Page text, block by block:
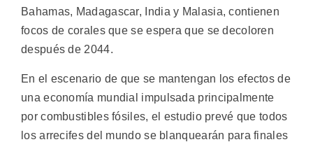
Bahamas, Madagascar, India y Malasia, contienen
focos de corales que se espera que se decoloren
después de 2044.
En el escenario de que se mantengan los efectos de
una economía mundial impulsada principalmente
por combustibles fósiles, el estudio prevé que todos
los arrecifes del mundo se blanquearán para finales